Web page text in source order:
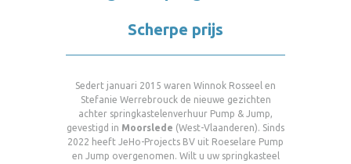
Scherpe prijs
Sedert januari 2015 waren Winnok Rosseel en
Stefanie Werrebrouck de nieuwe gezichten
achter springkastelenverhuur Pump & Jump,
gevestigd in Moorslede (West-Vlaanderen). Sinds
2022 heeft JeHo-Projects BV uit Roeselare Pump
en Jump overgenomen. Wilt u uw springkasteel